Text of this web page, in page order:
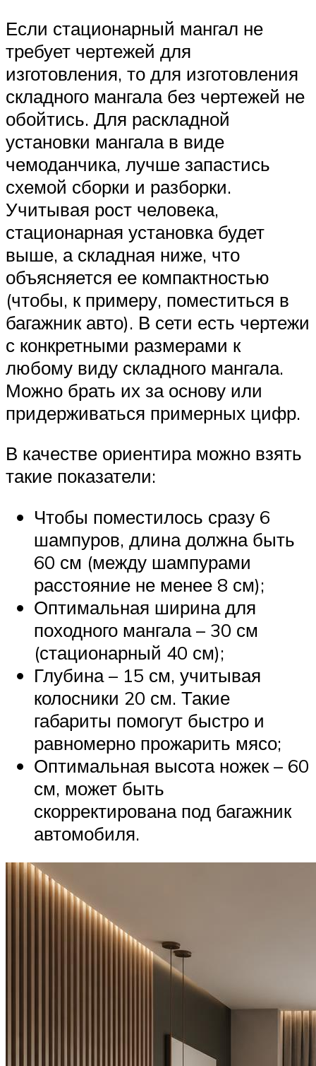
Если стационарный мангал не
требует чертежей для
изготовления, то для изготовления
складного мангала без чертежей не
обойтись. Для раскладной
установки мангала в виде
чемоданчика, лучше запастись
схемой сборки и разборки.
Учитывая рост человека,
стационарная установка будет
выше, а складная ниже, что
объясняется ее компактностью
(чтобы, к примеру, поместиться в
багажник авто). В сети есть чертежи
с конкретными размерами к
любому виду складного мангала.
Можно брать их за основу или
придерживаться примерных цифр.
В качестве ориентира можно взять
такие показатели:
Чтобы поместилось сразу 6
шампуров, длина должна быть
60 см (между шампурами
расстояние не менее 8 см);
Оптимальная ширина для
походного мангала – 30 см
(стационарный 40 см);
Глубина – 15 см, учитывая
колосники 20 см. Такие
габариты помогут быстро и
равномерно прожарить мясо;
Оптимальная высота ножек – 60
см, может быть
скорректирована под багажник
автомобиля.